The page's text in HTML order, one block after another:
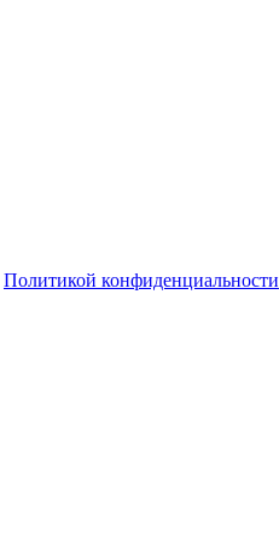
Политикой конфиденциальности